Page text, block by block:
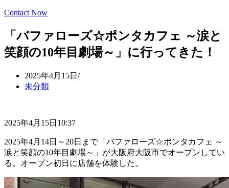
Contact Now
「バファローズ☆ポンタカフェ ～涙と
笑顔の10年目劇場～」に行ってきた！
2025年4月15日
未分類
2025年4月15日10:37
2025年4月14日～20日まで「バファローズ☆ポンタカフェ ～
涙と笑顔の10年目劇場～」が大阪府大阪市でオープンしてい
る。オープン初日に店舗を体験した。